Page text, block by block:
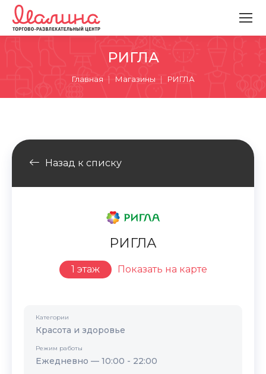
РИГЛА
Вы здесь:
Главная Магазины РИГЛА
Назад к списку
РИГЛА
1 этаж Показать на карте
Категории
Красота и здоровье
Режим работы
Ежедневно — 10:00 - 22:00